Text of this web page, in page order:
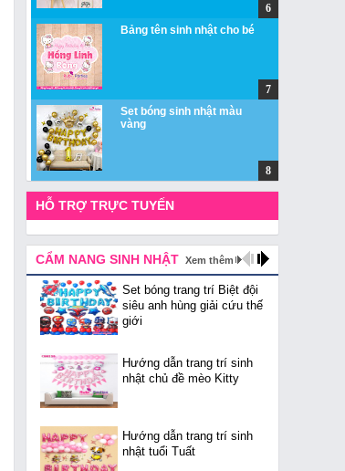
Bảng tên sinh nhật cho bé
Set bóng sinh nhật màu
vàng
HỖ TRỢ TRỰC TUYẾN
CẨM NANG SINH NHẬT Xem thêm
Set bóng trang trí Biệt đội
siêu anh hùng giải cứu thế
giới
Hướng dẫn trang trí sinh
nhật chủ đề mèo Kitty
Hướng dẫn trang trí sinh
nhật tuổi Tuất